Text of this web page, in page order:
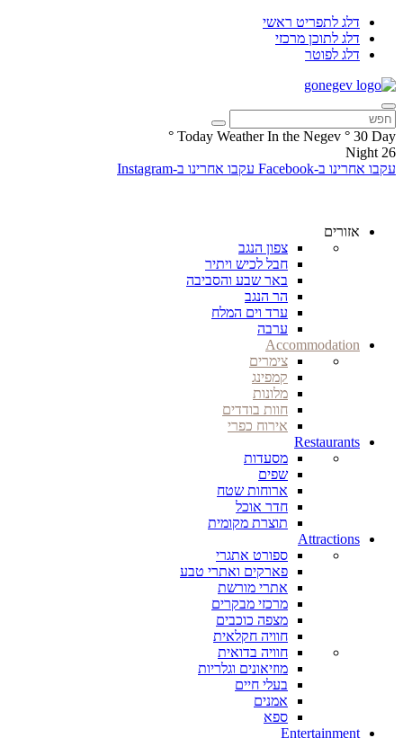
דלג לתפריט ראשי
דלג לתוכן מרכזי
דלג לפוטר
Today Weather In the Negev ° 30 Day
°
26
Night
עקבו אחרינו ב-Facebook
עקבו אחרינו ב-Instagram
אזורים
צפון הנגב
חבל לכיש ויתיר
באר שבע והסביבה
הר הנגב
ערד וים המלח
ערבה
Accommodation
צימרים
קמפינג
מלונות
חוות בודדים
אירוח כפרי
Restaurants
מסעדות
שפים
ארוחות שטח
חדר אוכל
תוצרת מקומית
Attractions
ספורט אתגרי
פארקים ואתרי טבע
אתרי מורשת
מרכזי מבקרים
מצפה כוכבים
חוויה חקלאית
חוויה בדואית
מוזיאונים וגלריות
בעלי חיים
אמנים
ספא
Entertainment